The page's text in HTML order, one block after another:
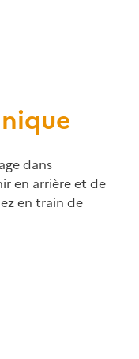
dans
en arrière et de
en train de